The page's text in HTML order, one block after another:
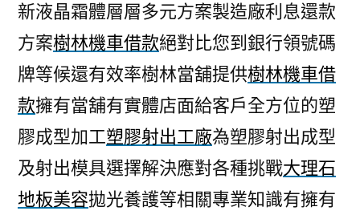
新液晶霜體層層多元方案製造廠利息還款
方案樹林機車借款絕對比您到銀行領號碼
牌等候還有效率樹林當舖提供樹林機車借
款擁有當舖有實體店面給客戶全方位的塑
膠成型加工塑膠射出工廠為塑膠射出成型
及射出模具選擇解決應對各種挑戰大理石
地板美容拋光養護等相關專業知識有擁有